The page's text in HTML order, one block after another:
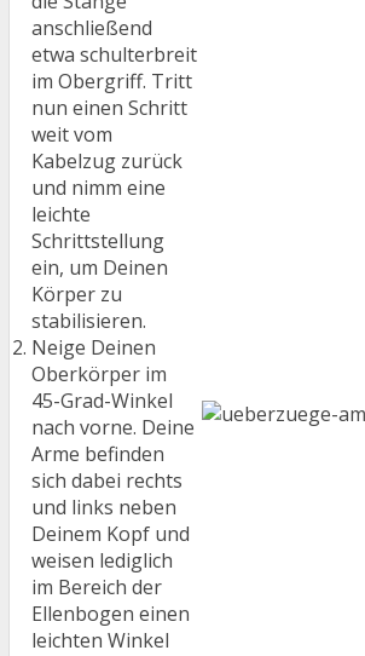
anschließend
etwa schulterbreit
im Obergriff. Tritt
nun einen Schritt
weit vom
Kabelzug zurück
und nimm eine
leichte
Schrittstellung
ein, um Deinen
Körper zu
stabilisieren.
Neige Deinen
Oberkörper im
45-Grad-Winkel
nach vorne. Deine
Arme befinden
sich dabei rechts
und links neben
Deinem Kopf und
weisen lediglich
im Bereich der
Ellenbogen einen
leichten Winkel